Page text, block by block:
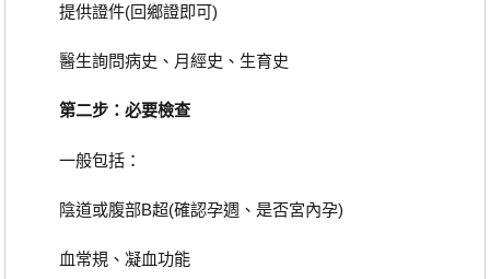
提供證件(回鄉證即可)
醫生詢問病史、月經史、生育史
第二步：必要檢查
一般包括：
陰道或腹部B超(確認孕週、是否宮內孕)
血常規、凝血功能